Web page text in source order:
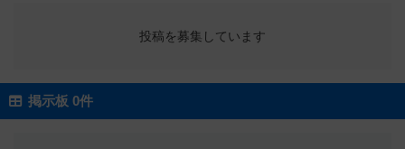
投稿を募集しています
掲示板 0件